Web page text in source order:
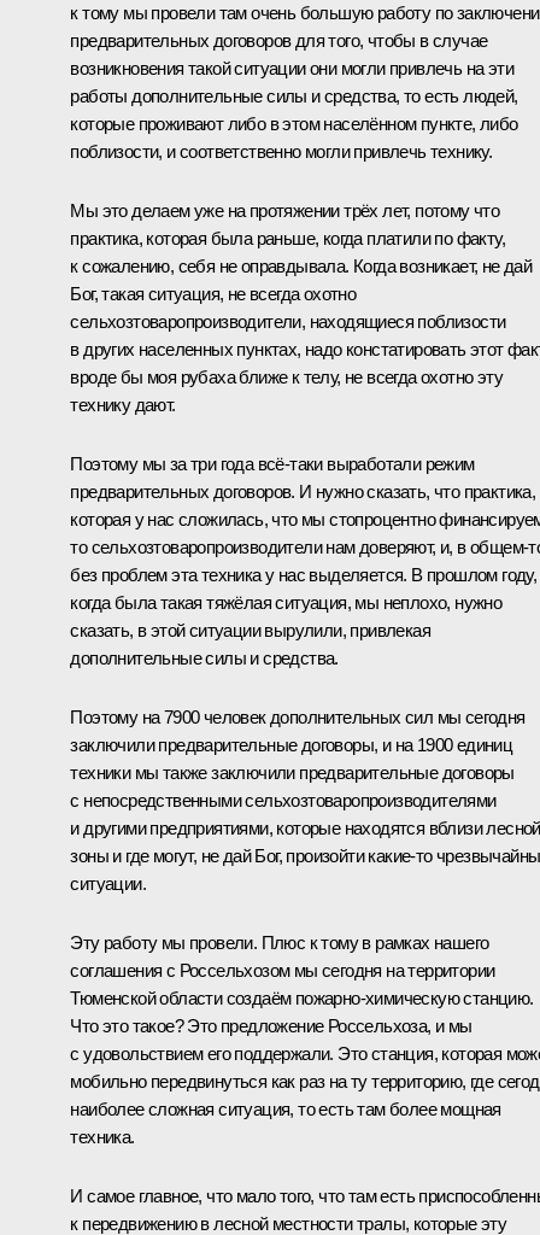
к тому мы провели там очень большую работу по
предварительных договоров для того, чтобы в случае
возникновения такой ситуации они могли привлечь на эти
работы дополнительные силы и средства, то есть людей,
которые проживают либо в этом населённом пункте, либо
поблизости, и соответственно могли привлечь технику.
Мы это делаем уже на протяжении трёх лет, потому что
практика, которая была раньше, когда платили по факту,
к сожалению, себя не оправдывала. Когда возникает, не дай
Бог, такая ситуация, не всегда охотно
сельхозтоваропроизводители, находящиеся поблизости
в других населенных пунктах, надо констатировать этот
вроде бы моя рубаха ближе к телу, не всегда охотно эту
технику дают.
Поэтому мы за три года всё‑таки выработали режим
предварительных договоров. И нужно сказать, что практика,
которая у нас сложилась, что мы стопроцентно
то сельхозтоваропроизводители нам доверяют, и, в
без проблем эта техника у нас выделяется. В прошлом году,
когда была такая тяжёлая ситуация, мы неплохо, нужно
сказать, в этой ситуации вырулили, привлекая
дополнительные силы и средства.
Поэтому на 7900 человек дополнительных сил мы сегодня
заключили предварительные договоры, и на 1900 единиц
техники мы также заключили предварительные договоры
с непосредственными сельхозтоваропроизводителями
и другими предприятиями, которые находятся вблизи лесной
зоны и где могут, не дай Бог, произойти какие‑то
ситуации.
Эту работу мы провели. Плюс к тому в рамках нашего
соглашения с Россельхозом мы сегодня на территории
Тюменской области создаём пожарно-химическую станцию.
Что это такое? Это предложение Россельхоза, и мы
с удовольствием его поддержали. Это станция, которая
мобильно передвинуться как раз на ту территорию, где
наиболее сложная ситуация, то есть там более мощная
техника.
И самое главное, что мало того, что там есть
к передвижению в лесной местности тралы, которые эту